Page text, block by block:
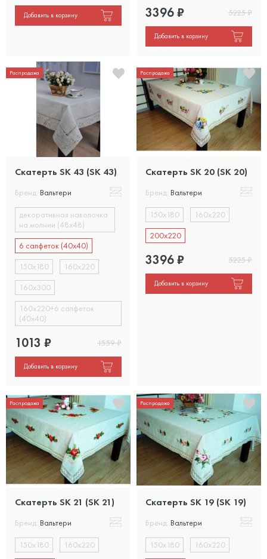
Добавить в корзину 3396₽ 5225₽
Добавить в корзину
Распродажа
Скатерть SK 43 (SK 43)
Бренд: Вальтери
декоративная наволочка
на молнии (48х48)
6 салфеток (40х40)
150х180
160х220
160х300
160х220+6 салфеток
(40x40)
1013 ₽ 1559₽
Добавить в корзину
Распродажа
Скатерть SK 20 (SK 20)
Бренд: Вальтери
150х180
160х220
200х220
3396₽ 5225₽
Добавить в корзину
Распродажа
Скатерть SK 21 (SK 21)
Бренд: Вальтери
150х180
160х220
Распродажа
Скатерть SK 19 (SK 19)
Бренд: Вальтери
150х180
160х220